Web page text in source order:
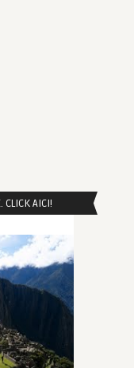
CLICK AICI!